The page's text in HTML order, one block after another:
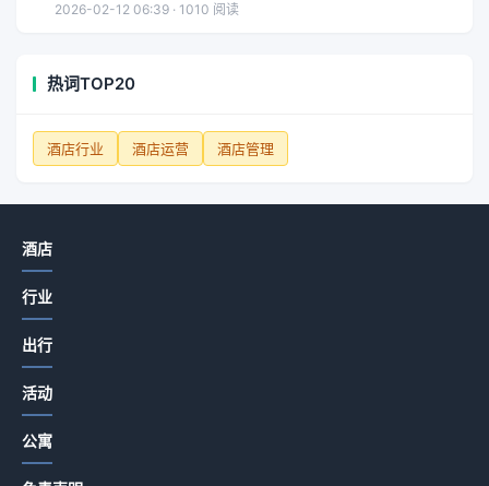
2026-02-12 06:39 · 1010 阅读
热词TOP20
酒店行业 酒店运营 酒店管理
酒店
行业
出行
活动
公寓